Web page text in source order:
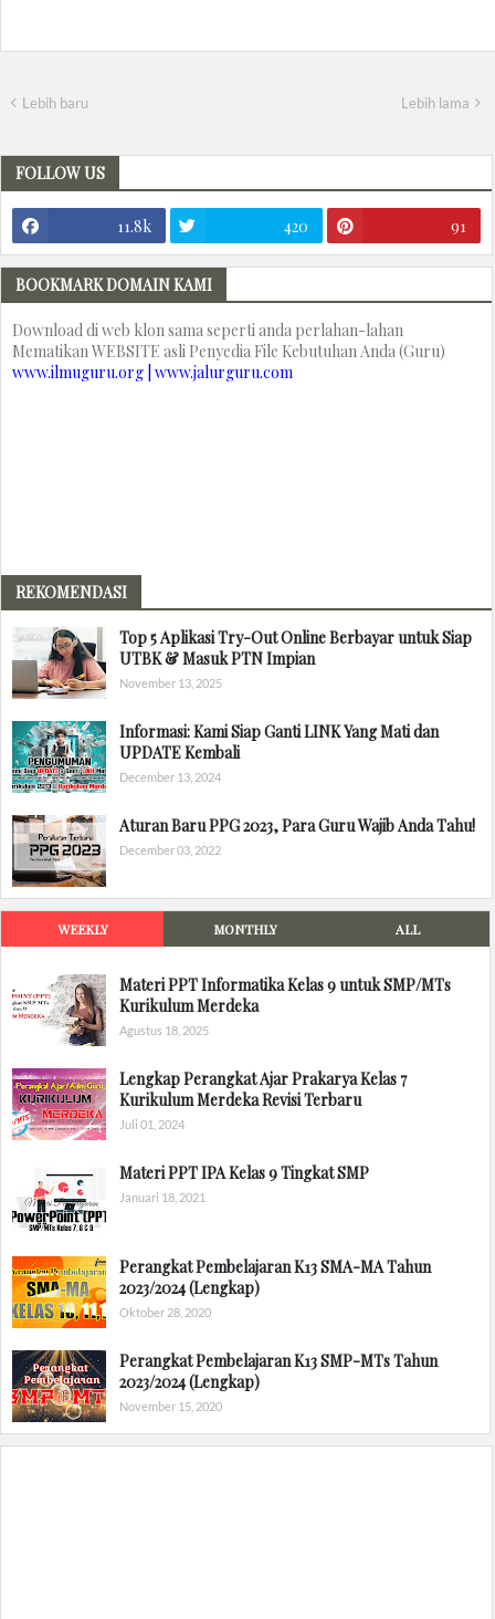
Lebih baru Lebih lama
FOLLOW US
11.8k 420 91
BOOKMARK DOMAIN KAMI
Download di web klon sama seperti anda perlahan-lahan
Mematikan WEBSITE asli Penyedia File Kebutuhan Anda (Guru)
www.ilmuguru.org | www.jalurguru.com
REKOMENDASI
Top 5 Aplikasi Try-Out Online Berbayar untuk Siap
UTBK & Masuk PTN Impian
November 13, 2025
Informasi: Kami Siap Ganti LINK Yang Mati dan
UPDATE Kembali
December 13, 2024
Aturan Baru PPG 2023, Para Guru Wajib Anda Tahu!
December 03, 2022
WEEKLY MONTHLY ALL
Materi PPT Informatika Kelas 9 untuk SMP/MTs
Kurikulum Merdeka
Agustus 18, 2025
Lengkap Perangkat Ajar Prakarya Kelas 7
Kurikulum Merdeka Revisi Terbaru
Juli 01, 2024
Materi PPT IPA Kelas 9 Tingkat SMP
Januari 18, 2021
Perangkat Pembelajaran K13 SMA-MA Tahun
2023/2024 (Lengkap)
Oktober 28, 2020
Perangkat Pembelajaran K13 SMP-MTs Tahun
2023/2024 (Lengkap)
November 15, 2020